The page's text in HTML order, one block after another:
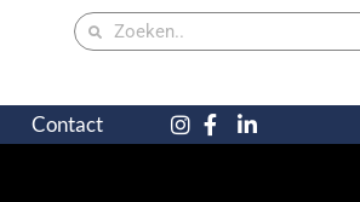
Contact